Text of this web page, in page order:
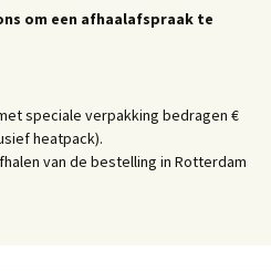
om een afhaalafspraak te
speciale verpakking bedragen €
heatpack).
van de bestelling in Rotterdam